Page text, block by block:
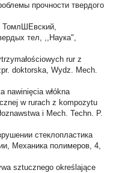
прочности твердого
тел, ,,Наука",
rur z
doktorska, Wydz. Mech.
nawinięcia włókna
w rurach z kompozytu
i Mech. Techn. P.
стеклопластика
Механика полимеров, 4,
sztucznego określające